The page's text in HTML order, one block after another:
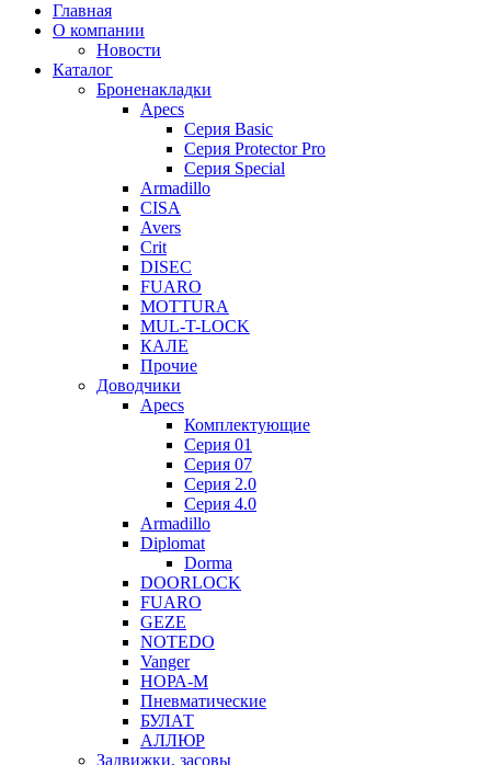
Главная
О компании
Новости
Каталог
Броненакладки
Apecs
Серия Basic
Серия Protector Pro
Серия Special
Armadillo
CISA
Avers
Crit
DISEC
FUARO
MOTTURA
MUL-T-LOCK
КАЛЕ
Прочие
Доводчики
Apecs
Комплектующие
Серия 01
Серия 07
Серия 2.0
Серия 4.0
Armadillo
Diplomat
Dorma
DOORLOCK
FUARO
GEZE
NOTEDO
Vanger
НОРА-М
Пневматические
БУЛАТ
АЛЛЮР
Задвижки, засовы